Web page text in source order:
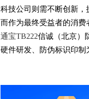
科技公司则需不断创新
而作为最终受益者的消
通宝TB222信诚（北京）
硬件研发、防伪标识印